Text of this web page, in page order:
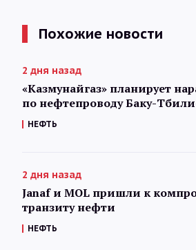
Похожие новости
2 дня назад
«Казмунайгаз» планирует
по нефтепроводу Баку-
НЕФТЬ
2 дня назад
Janaf и MOL пришли к
транзиту нефти
НЕФТЬ